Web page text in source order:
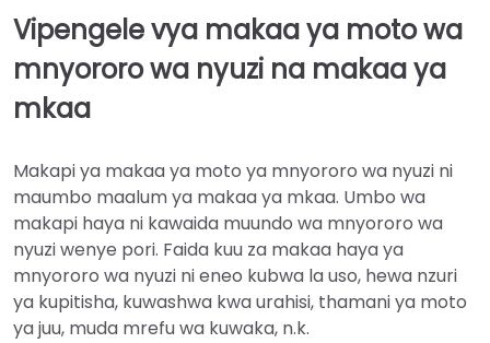
Vipengele vya makaa ya moto wa
mnyororo wa nyuzi na makaa ya
mkaa
Makapi ya makaa ya moto ya mnyororo wa nyuzi ni
maumbo maalum ya makaa ya mkaa. Umbo wa
makapi haya ni kawaida muundo wa mnyororo wa
nyuzi wenye pori. Faida kuu za makaa haya ya
mnyororo wa nyuzi ni eneo kubwa la uso, hewa nzuri
ya kupitisha, kuwashwa kwa urahisi, thamani ya moto
ya juu, muda mrefu wa kuwaka, n.k.